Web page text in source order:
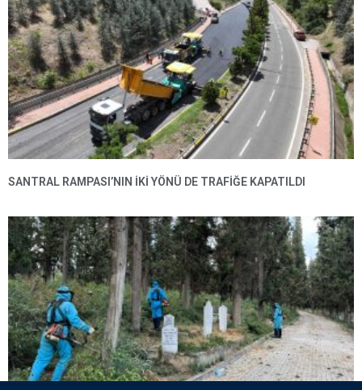
SANTRAL RAMPASI’NIN IKI YÖNÜ DE TRAFIĞE KAPATILDI